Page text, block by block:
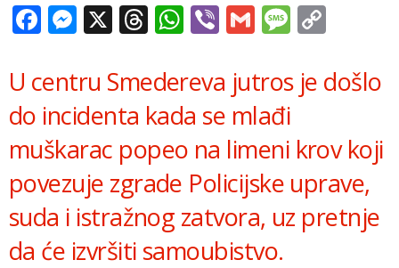
Facebook
Messenger
X Threads
WhatsApp
ViberGmail
U centru Smedereva jutros je došlo
do incidenta kada se mlađi
muškarac popeo na limeni krov koji
povezuje zgrade Policijske uprave,
suda i istražnog zatvora, uz pretnje
da će izvršiti samoubistvo.